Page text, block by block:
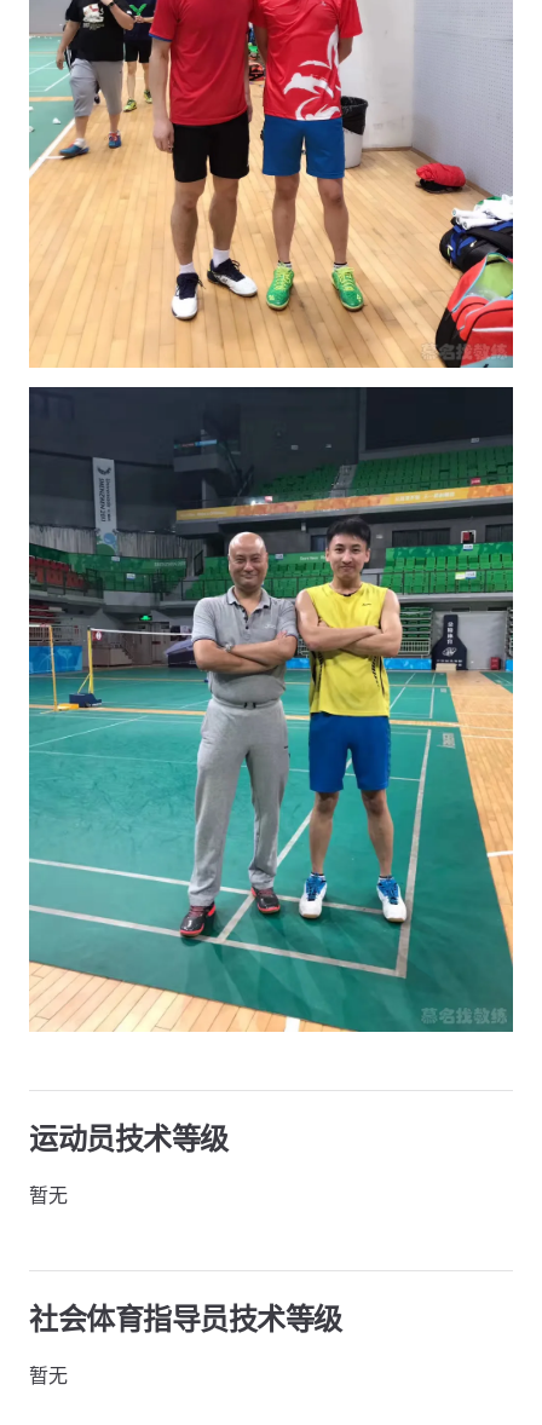
运动员技术等级
暂无
社会体育指导员技术等级
暂无